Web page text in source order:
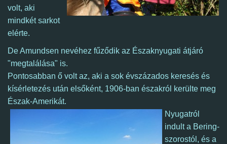
volt, aki
mindkét sarkot
elérte.
De Amundsen nevéhez fűződik az Északnyugati átjáró
"megtalálása" is.
Pontosabban ő volt az, aki a sok évszázados keresés és
kísérletezés után elsőként, 1906-ban északról kerülte meg
Észak-Amerikát.
Nyugatról
indult a Bering-
szorostól, és a